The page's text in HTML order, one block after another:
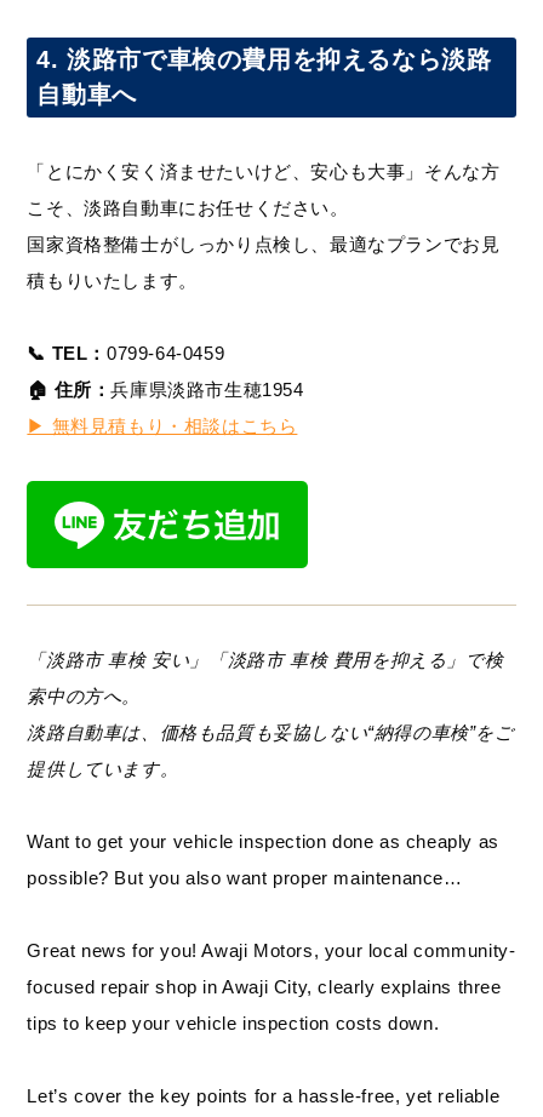
4. 淡路市で車検の費用を抑えるなら淡路
自動車へ
「とにかく安く済ませたいけど、安心も大事」そんな方
こそ、淡路自動車にお任せください。
国家資格整備士がしっかり点検し、最適なプランでお見
積もりいたします。
📞 TEL：0799-64-0459
🏠 住所：兵庫県淡路市生穂1954
▶︎ 無料見積もり・相談はこちら
「淡路市 車検 安い」「淡路市 車検 費用を抑える」で検
索中の方へ。
淡路自動車は、価格も品質も妥協しない“納得の車検”をご
提供しています。
Want to get your vehicle inspection done as cheaply as
possible? But you also want proper maintenance…
Great news for you! Awaji Motors, your local community-
focused repair shop in Awaji City, clearly explains three
tips to keep your vehicle inspection costs down.
Let’s cover the key points for a hassle-free, yet reliable